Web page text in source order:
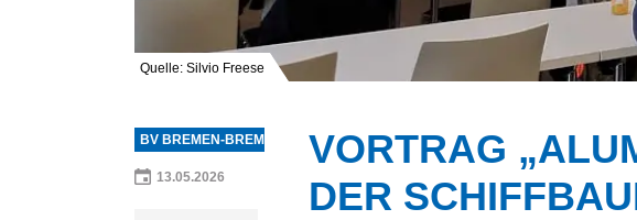
Quelle: Silvio Freese
BV BREMEN-BREMERHAVEN
13.05.2026
VORTRAG
ER